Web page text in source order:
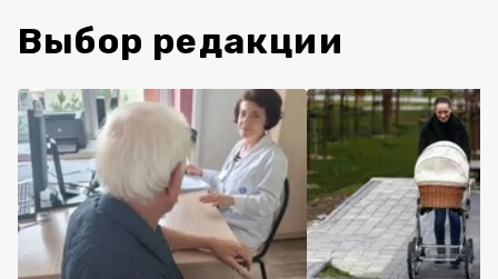
Выбор редакции